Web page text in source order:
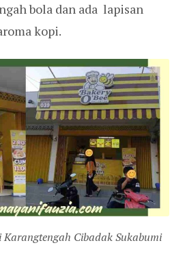
bola dan ada lapisan
kopi.
Karangtengah Cibadak Sukabumi